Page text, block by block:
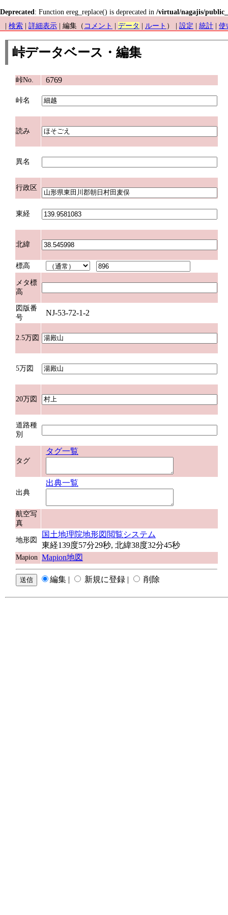
Deprecated: Function ereg_replace() is deprecated in /virtual/nagajis/
検索 詳細表示 | 編集（ コメント データ ルート ） | 設定 統計 使
峠データベース・編集
峠No. 6769
峠名
読み
異名
行政区
東経
北緯
標高
メタ標
高
図版番
号
NJ-53-72-1-2
2.5万図
5万図
20万図
道路種
別
タグ
タグ一覧
出典
出典一覧
航空写
真
地形図
国土地理院地形図閲覧システム
東経139度57分29秒, 北緯38度32分45秒
Mapion Mapion地図
編集 | 新規に登録 | 削除